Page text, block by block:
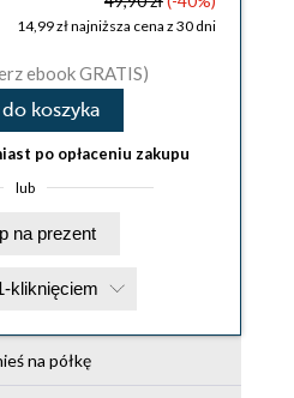
14,99 zł najniższa cena z 30 dni
(2za1 » dobierz ebook GRATIS)
koszyka
po opłaceniu zakupu
lub
Kup na prezent
kliknięciem
na półkę